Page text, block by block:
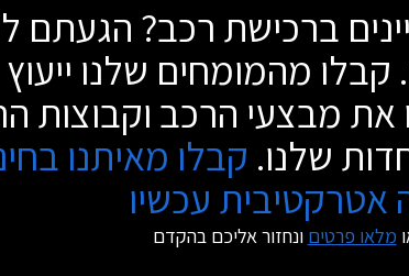
ברכישת רכב? הגעתם
קבלו מהמומחים שלנו
את מבצעי הרכב וקבוצות
שלנו. קבלו מאיתנו
אטרקטיבית עכשיו
מלאו פרטים ונחזור אליכם בהקדם